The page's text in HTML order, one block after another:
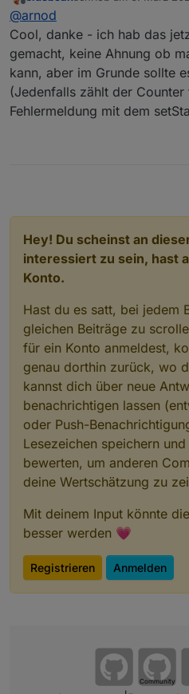
In Zeile 2027 reagierst
die Funktion
if
on({id:
Das Problem ist das die
Offline zuletzt editiert von
@arnod
Cool, danke - ich hab das
gemacht, keine Ahnung ob
kann, aber im Grunde sollte
(Jedenfalls zählt der
Fehlermeldung mit dem
Hey! Du scheinst an
interessiert zu sein, hast
Konto.
Hast du es satt, bei jedem
gleichen Beiträge zu
für ein Konto anmeldest,
genau dorthin zurück, wo
kannst dich über neue
benachrichtigen lassen
oder Push-
Lesezeichen speichern
bewerten, um anderen
deine Wertschätzung zu
Mit deinem Input könnte
besser werden 💗
Registrieren Anmelden
Community